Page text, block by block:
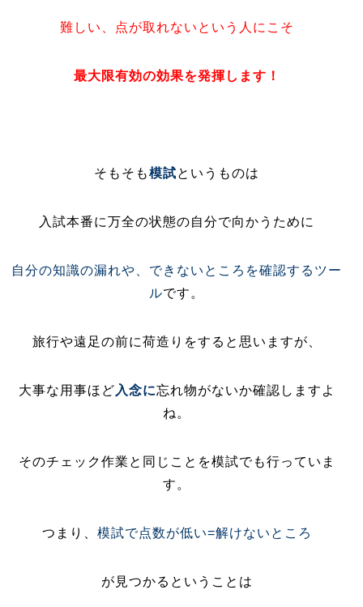
難しい、点が取れないという人にこそ
最大限有効の効果を発揮します！
そもそも模試というものは
入試本番に万全の状態の自分で向かうために
自分の知識の漏れや、できないところを確認するツー
ルです。
旅行や遠足の前に荷造りをすると思いますが、
大事な用事ほど 入念に忘れ物がないか確認しますよ
ね。
そのチェック作業と同じことを模試でも行っていま
す。
つまり、 模試で点数が低い=解けないところ
が見つかるということは